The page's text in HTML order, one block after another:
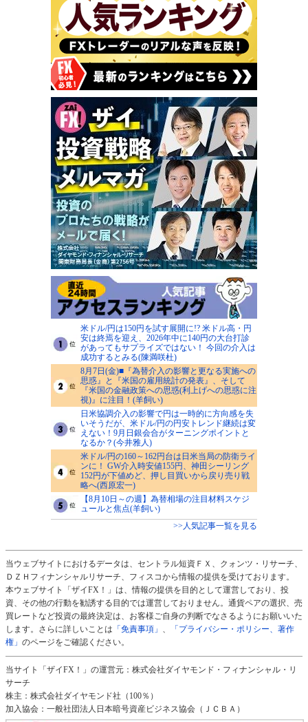
米ドル/円は150円を試す展開に!? 米ドル高・円
安は終焉を迎え、2026年中に140円の大台打診
があってもサプライズではない！ 今回の介入は
成功するとみる(陳満咲杜)
8月7日(金)■『為替介入の影響と更なる実施への
思惑』と『米国の雇用統計の発表』、そして
『米国の金融政策への思惑(利上げへの思惑に注
視)』に注目！(羊飼い)
日米協調介入の影響で円は一時的に方向感を失
いそうだが、米ドル/円の円安トレンド継続は変
えない！9月日銀会合がターニングポイントと
なるか？(今井雅人)
米ドル/円の160～162円台は日米当局の防衛ライ
ンに！ GW介入時安値155円、神田シーリング
152円が下値めど、押し目買いから戻り売り戦
略へ(西原宏一)
【8月10日～の週】為替相場の注目材料スケジ
ュールと焦点(羊飼い)
>>人気記事一覧を見る
当ウェブサイトにおけるデータは、セントラル短資ＦＸ、クォンツ・リサーチ、
ＤＺＨフィナンシャルリサーチ、フィスコから情報の提供を受けております。
本ウェブサイト「ザイFX！」は、情報の提供を目的として運営しており、投
資、その他の行動を勧誘する目的では運営しておりません。通貨ペアの選択、売
買レートなど投資の最終決定は、お客様ご自身の判断でなさるようにお願いいた
します。さらに詳しいことは 「免責事項」 、
「プライバシー・ポリシー、著作
権」 のページをご確認ください。
当サイト「ザイFX！」の運営元：株式会社ダイヤモンド・フィナンシャル・リ
サーチ
株主：株式会社ダイヤモンド社（100％）
加入協会：一般社団法人日本暗号資産ビジネス協会（ＪＣＢＡ）